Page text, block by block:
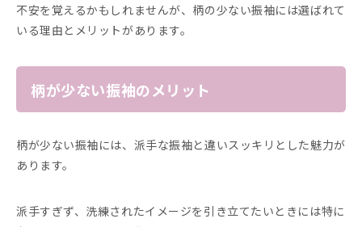
不安を覚えるかもしれませんが、柄の少ない振袖には選ばれて
いる理由とメリットがあります。
柄が少ない振袖のメリット
柄が少ない振袖には、派手な振袖と違いスッキリとした魅力が
あります。
派手すぎず、洗練されたイメージを引き立てたいときには特に